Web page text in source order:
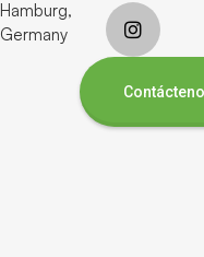
Hamburg,
Germany